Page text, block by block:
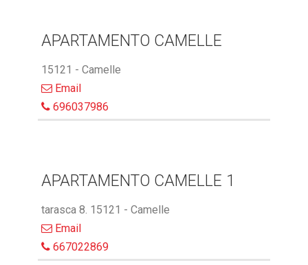
APARTAMENTO CAMELLE
15121 - Camelle
Email
696037986
APARTAMENTO CAMELLE 1
tarasca 8. 15121 - Camelle
Email
667022869